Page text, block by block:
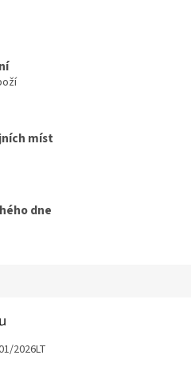
míst
dne
2026LT